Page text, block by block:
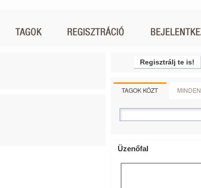
Regisztrálj te is!
TAGOK KÖZT
Üzenőfal